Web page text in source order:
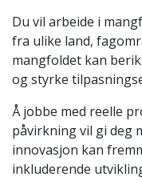
Du vil arbeide i
fra ulike land,
mangfoldet kan
og styrke
Å jobbe med reelle
påvirkning vil gi deg
innovasjon kan
inkluderende